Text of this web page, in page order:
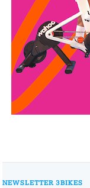
NEWSLETTER 3BIKES